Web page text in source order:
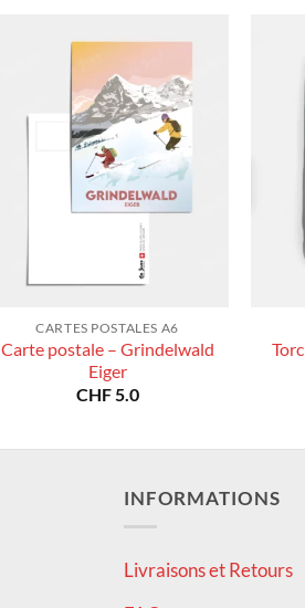
CARTES POSTALES A6
Carte postale – Grindelwald
Eiger
CHF5.0
INFORMATIONS
Livraisons et Retours